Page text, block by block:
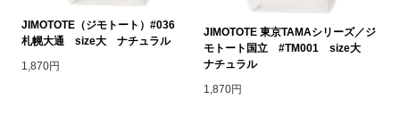
JIMOTOTE（ジモトート）#036
札幌大通 size大 ナチュラル
1,870円
JIMOTOTE 東京TAMAシリーズ／ジ
モトート国立 #TM001 size大
ナチュラル
1,870円